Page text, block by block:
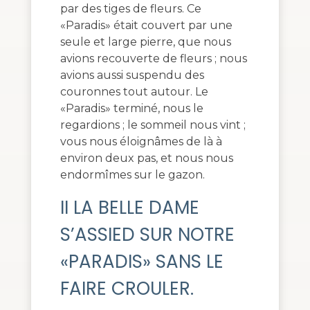
par des tiges de fleurs. Ce
«Paradis» était couvert par une
seule et large pierre, que nous
avions recouverte de fleurs ; nous
avions aussi suspendu des
couronnes tout autour. Le
«Paradis» terminé, nous le
regardions ; le sommeil nous vint ;
vous nous éloignâmes de là à
environ deux pas, et nous nous
endormîmes sur le gazon.
II LA BELLE DAME
S’ASSIED SUR NOTRE
«PARADIS» SANS LE
FAIRE CROULER.